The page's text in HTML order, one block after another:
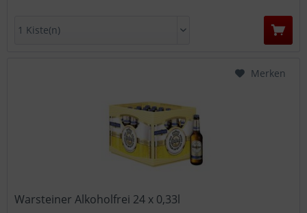
Warsteiner Alkoholfrei 24 x 0,33l
Merken